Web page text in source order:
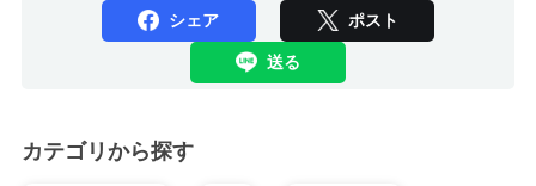
シェア ポスト
送る
カテゴリから探す